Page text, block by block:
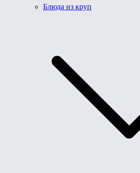
Блюда из круп